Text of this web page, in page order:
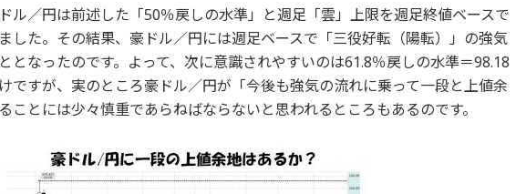
ル／円は前述した「50％戻しの水準」と週足「雲」上限を週足終値ベースで
した。その結果、豪ドル／円には週足ベースで「三役好転（陽転）」の強気
となったのです。よって、次に意識されやすいのは61.8％戻しの水準＝98.18
ですが、実のところ豪ドル／円が「今後も強気の流れに乗って一段と上値余
ことには少々慎重であらねばならないと思われるところもあるのです。